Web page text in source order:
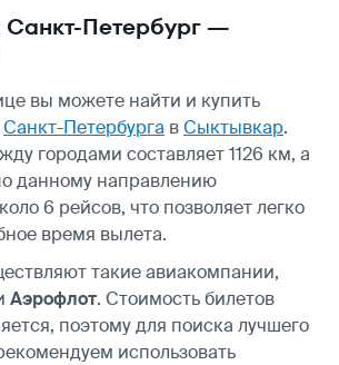
Петербург —
вы можете найти и купить
Санкт-Петербурга вСыктывкар.
городами составляет 1126 км, а
данному направлению
6 рейсов, что позволяет легко
время вылета.
такие авиакомпании,
Аэрофлот. Стоимость билетов
поэтому для поиска лучшего
использовать